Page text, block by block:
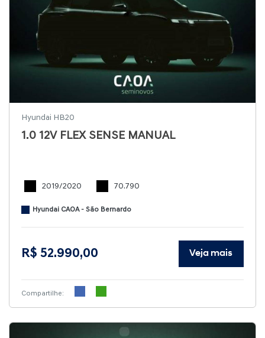
Hyundai HB20
1.0 12V FLEX SENSE MANUAL
2019/2020 70.790
Hyundai CAOA - São Bernardo
R$ 52.990,00 Veja mais
Compartilhe: